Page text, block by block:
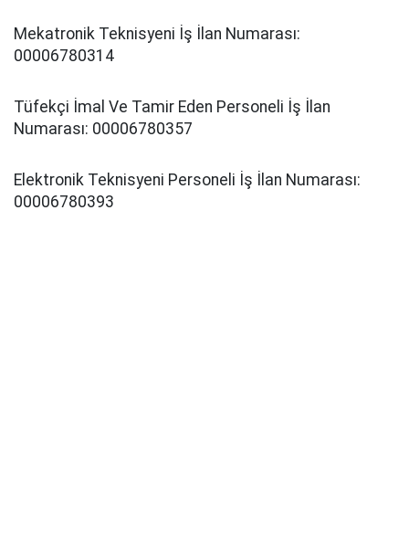
Mekatronik Teknisyeni İş İlan Numarası:
00006780314
Tüfekçi İmal Ve Tamir Eden Personeli İş İlan
Numarası: 00006780357
Elektronik Teknisyeni Personeli İş İlan Numarası:
00006780393